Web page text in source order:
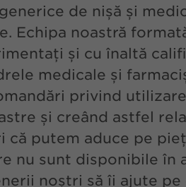
de nișă și
Echipa noastră
și cu înaltă
medicale și
privind
și creând astfel
că putem aduce pe
nu sunt disponibile în
noștri să îi ajute pe